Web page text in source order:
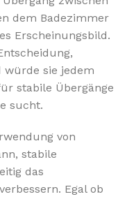
dem Badezimmer
Erscheinungsbild.
sie jedem
stabile Übergänge
sucht.
von
stabile
das
Egal ob